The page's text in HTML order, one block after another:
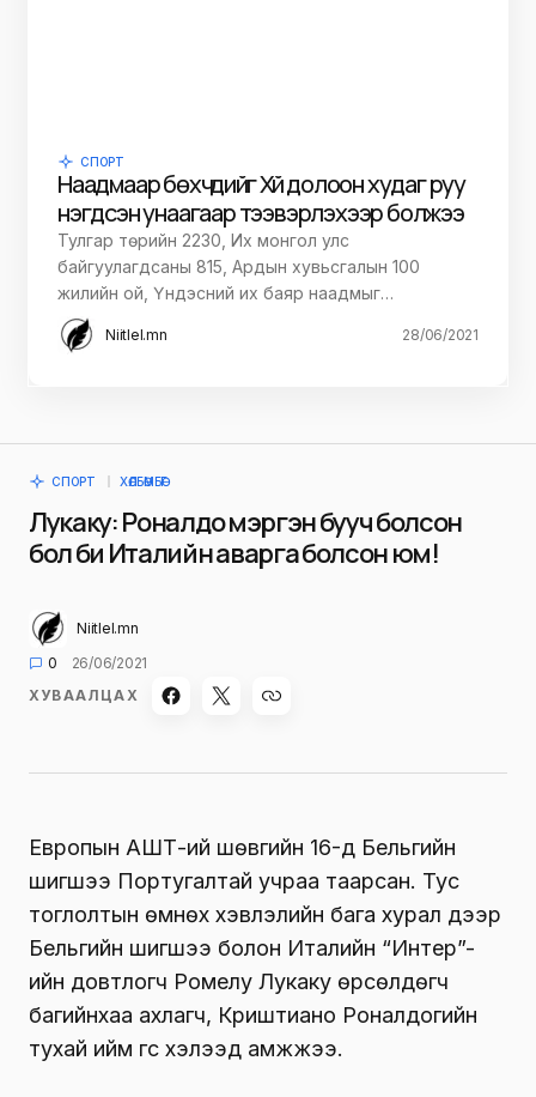
СПОРТ
Наадмаар бөхчүүдийг Хүй долоон худаг руу
нэгдсэн унаагаар тээвэрлэхээр болжээ
Тулгар төрийн 2230, Их монгол улс
байгуулагдсаны 815, Ардын хувьсгалын 100
жилийн ой, Үндэсний их баяр наадмыг…
Niitlel.mn 28/06/2021
СПОРТ ХӨЛБӨМБӨГ
Лукаку: Роналдо мэргэн бууч болсон
бол би Италийн аварга болсон юм!
Niitlel.mn
0
26/06/2021
ХУВААЛЦАХ
Европын АШТ-ий шөвгийн 16-д Бельгийн
шигшээ Португалтай учраа таарсан. Тус
тоглолтын өмнөх хэвлэлийн бага хурал дээр
Бельгийн шигшээ болон Италийн “Интер”-
ийн довтлогч Ромелу Лукаку өрсөлдөгч
багийнхаа ахлагч, Криштиано Роналдогийн
тухай ийм үгс хэлээд амжжээ.